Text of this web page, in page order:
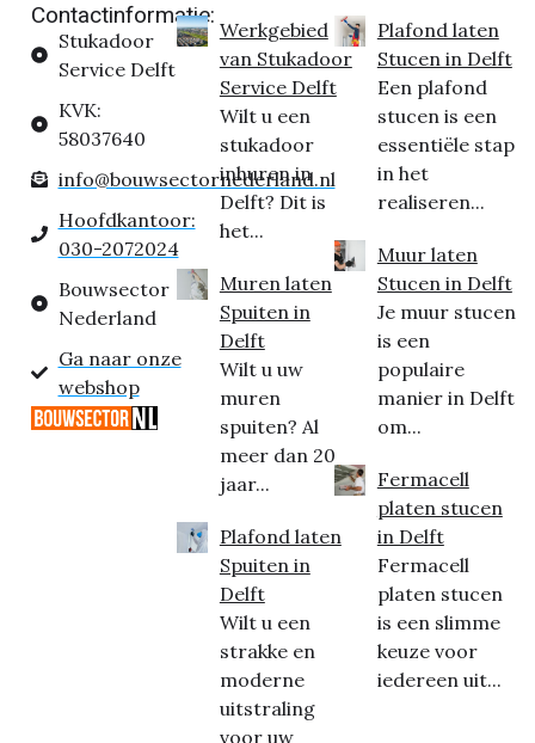
Contactinformatie:
Stukadoor
Service Delft
KVK:
58037640
info@bouwsectornederland.nl
Hoofdkantoor:
030-2072024
Bouwsector
Nederland
Ga naar onze
webshop
Werkgebied
van Stukadoor
Service Delft
Wilt u een
stukadoor
inhuren in
Delft? Dit is
het...
Muren laten
Spuiten in
Delft
Wilt u uw
muren
spuiten? Al
meer dan 20
jaar...
Plafond laten
Spuiten in
Delft
Wilt u een
strakke en
moderne
uitstraling
voor uw
Plafond laten
Stucen in Delft
Een plafond
stucen is een
essentiële stap
in het
realiseren...
Muur laten
Stucen in Delft
Je muur stucen
is een
populaire
manier in Delft
om...
Fermacell
platen stucen
in Delft
Fermacell
platen stucen
is een slimme
keuze voor
iedereen uit...